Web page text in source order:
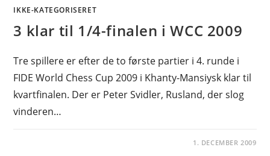
IKKE-KATEGORISERET
3 klar til 1/4-finalen i WCC 2009
Tre spillere er efter de to første partier i 4. runde i
FIDE World Chess Cup 2009 i Khanty-Mansiysk klar til
kvartfinalen. Der er Peter Svidler, Rusland, der slog
vinderen…
1. DECEMBER 2009